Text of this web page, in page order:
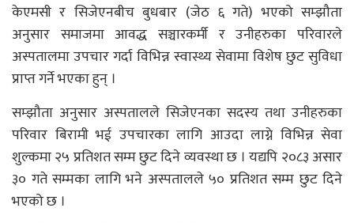
केएमसी र सिजेएनबीच बुधबार (जेठ ६ गते) भएको सम्झौता
अनुसार समाजमा आवद्ध सञ्चारकर्मी र उनीहरुका परिवारले
अस्पतालमा उपचार गर्दा विभिन्न स्वास्थ्य सेवामा विशेष छुट सुविधा
प्राप्त गर्ने भएका हुन् ।
सम्झौता अनुसार अस्पतालले सिजेएनका सदस्य तथा उनीहरुका
परिवार बिरामी भई उपचारका लागि आउदा लाग्ने विभिन्न सेवा
शुल्कमा २५ प्रतिशत सम्म छुट दिने व्यवस्था छ । यद्यपि २०८३ असार
३० गते सम्मका लागि भने अस्पतालले ५० प्रतिशत सम्म छुट दिने
भएको छ ।